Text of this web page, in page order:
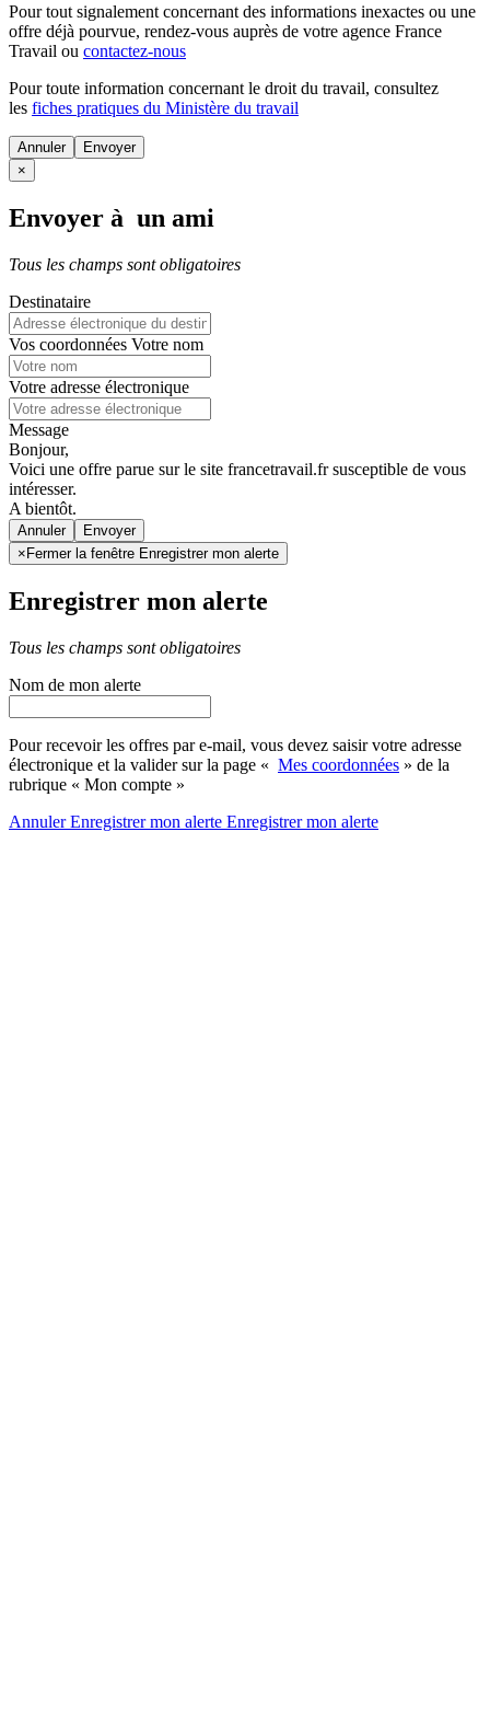
Pour tout signalement concernant des informations inexactes ou une
offre déjà pourvue, rendez-vous auprès de votre agence France
Travail ou contactez-nous
Pour toute information concernant le droit du travail, consultez
les fiches pratiques du Ministère du travail
Annuler
×
Envoyer à un ami
Tous les champs sont obligatoires
Destinataire
Vos coordonnées Votre nom
Votre adresse électronique
Message
Bonjour,
Voici une offre parue sur le site francetravail.fr susceptible de vous
intéresser.
A bientôt.
Annuler
× Fermer la fenêtre Enregistrer mon alerte
Enregistrer mon alerte
Tous les champs sont obligatoires
Nom de mon alerte
Pour recevoir les offres par e-mail, vous devez saisir votre adresse
électronique et la valider sur la page « Mes coordonnées » de la
rubrique « Mon compte »
AnnulerEnregistrer mon alerte Enregistrermon alerte